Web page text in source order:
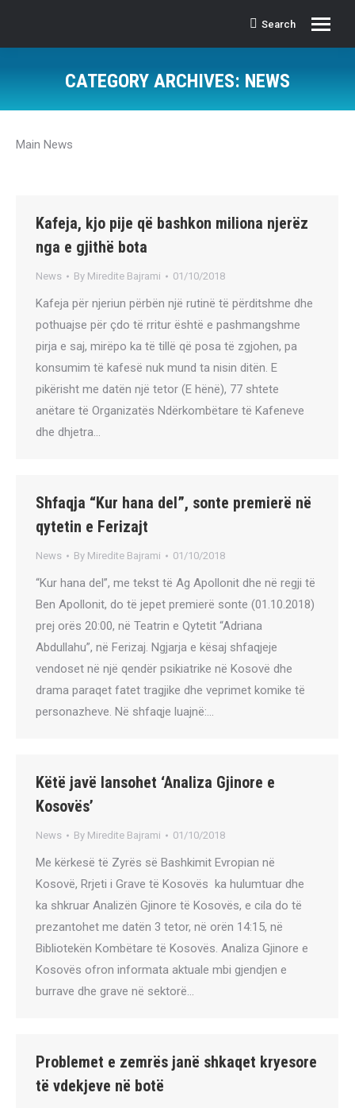
Search:
Search
CATEGORY ARCHIVES: NEWS
Main News
Kafeja, kjo pije që bashkon miliona njerëz
nga e gjithë bota
News By Miredite Bajrami 01/10/2018
Kafeja për njeriun përbën një rutinë të përditshme dhe
pothuajse për çdo të rritur është e pashmangshme
pirja e saj, mirëpo ka të tillë që posa të zgjohen, pa
konsumim të kafesë nuk mund ta nisin ditën. E
pikërisht me datën një tetor (E hënë), 77 shtete
anëtare të Organizatës Ndërkombëtare të Kafeneve
dhe dhjetra…
Shfaqja “Kur hana del”, sonte premierë në
qytetin e Ferizajt
News By Miredite Bajrami 01/10/2018
“Kur hana del”, me tekst të Ag Apollonit dhe në regji të
Ben Apollonit, do të jepet premierë sonte (01.10.2018)
prej orës 20:00, në Teatrin e Qytetit “Adriana
Abdullahu”, në Ferizaj. Ngjarja e kësaj shfaqjeje
vendoset në një qendër psikiatrike në Kosovë dhe
drama paraqet fatet tragjike dhe veprimet komike të
personazheve. Në shfaqje luajnë:…
Këtë javë lansohet ‘Analiza Gjinore e
Kosovës’
News By Miredite Bajrami 01/10/2018
Me kërkesë të Zyrës së Bashkimit Evropian në
Kosovë, Rrjeti i Grave të Kosovës ka hulumtuar dhe
ka shkruar Analizën Gjinore të Kosovës, e cila do të
prezantohet me datën 3 tetor, në orën 14:15, në
Bibliotekën Kombëtare të Kosovës. Analiza Gjinore e
Kosovës ofron informata aktuale mbi gjendjen e
burrave dhe grave në sektorë…
Problemet e zemrës janë shkaqet kryesore
të vdekjeve në botë